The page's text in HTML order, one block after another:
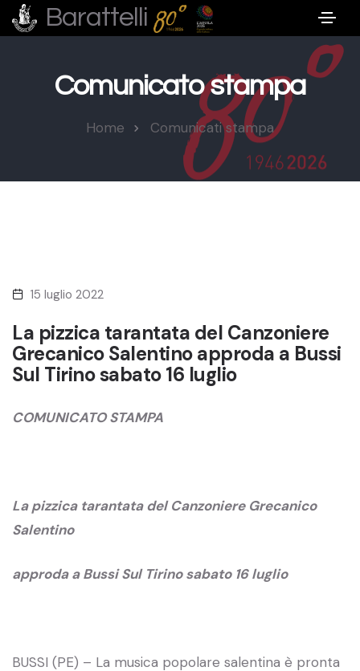
Barattelli
Comunicato stampa
Home Comunicati stampa
15 luglio 2022
La pizzica tarantata del Canzoniere
Grecanico Salentino approda a Bussi
Sul Tirino sabato 16 luglio
COMUNICATO STAMPA
La pizzica tarantata del Canzoniere Grecanico
Salentino
approda a Bussi Sul Tirino sabato 16 luglio
BUSSI (PE) – La musica popolare salentina è pronta